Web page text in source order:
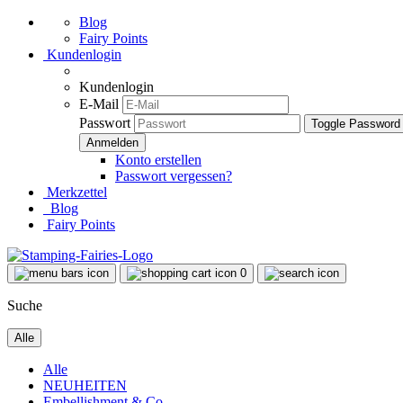
Blog
Fairy Points
Kundenlogin
Kundenlogin
E-Mail
Passwort
Toggle
Konto erstellen
Passwort vergessen?
Merkzettel
Blog
Fairy Points
0
Suche
Alle
Alle
NEUHEITEN